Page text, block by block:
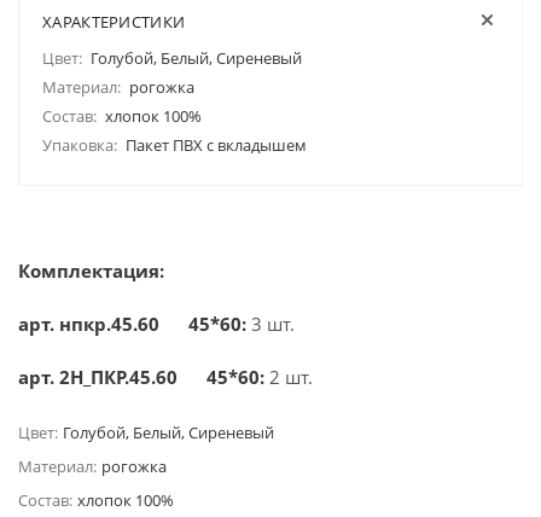
ХАРАКТЕРИСТИКИ
Цвет: Голубой, Белый, Сиреневый
Материал: рогожка
Состав: хлопок 100%
Упаковка: Пакет ПВХ с вкладышем
Комплектация:
арт. нпкр.45.60 45*60: 3 шт.
арт. 2Н_ПКР.45.60 45*60: 2 шт.
Цвет: Голубой, Белый, Сиреневый
Материал: рогожка
Состав: хлопок 100%